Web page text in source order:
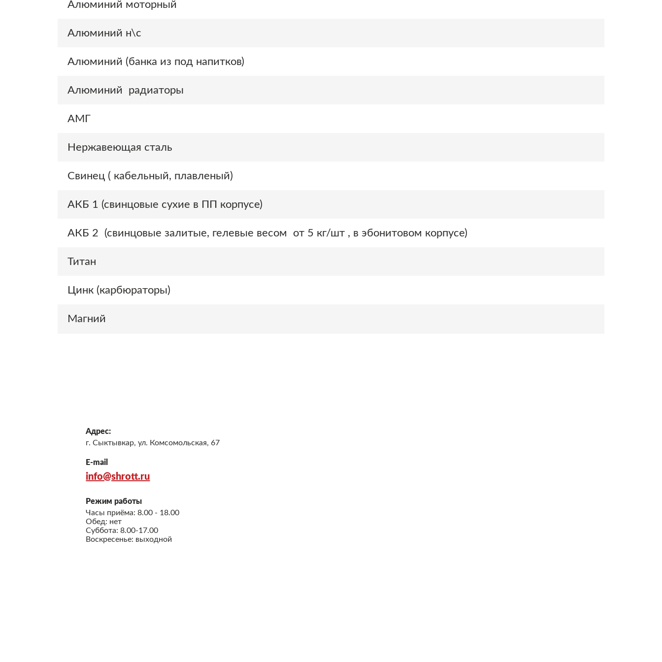
Алюминий моторный
Алюминий н\с
Алюминий (банка из под напитков)
Алюминий радиаторы
АМГ
Нержавеющая сталь
Свинец ( кабельный, плавленый)
АКБ 1 (свинцовые сухие в ПП корпусе)
АКБ 2 (свинцовые залитые, гелевые весом от 5 кг/шт , в эбонитовом корпусе)
Титан
Цинк (карбюраторы)
Магний
Адрес:
г. Сыктывкар, ул. Комсомольская, 67
E-mail
info@shrott.ru
Режим работы
Часы приёма: 8.00 - 18.00
Обед: нет
Суббота: 8.00-17.00
Воскресенье: выходной